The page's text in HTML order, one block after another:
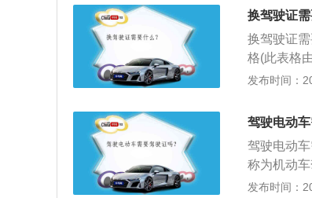
人驾驶汽
达预定目
所获得的
够安全、
换驾驶证
换驾驶证
格(此表格
证原件；
所)；一寸
料及代理
时间：驾
过期未满
注销，但
发布时间：
驾驶电动
驾驶电动
称为机动
照。驾驶
发布时间：